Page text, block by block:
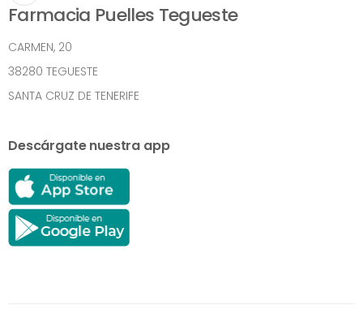
Farmacia Puelles Tegueste
CARMEN, 20
38280 TEGUESTE
SANTA CRUZ DE TENERIFE
Descárgate nuestra app